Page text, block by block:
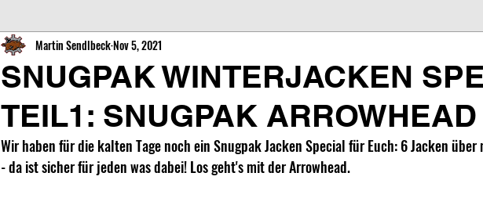
SNUGPAK WINTERJACKEN
TEIL1: SNUGPAK ARROWHEAD
Martin SendlbeckNov 5, 2021
Wir haben für die kalten Tage noch ein Snugpak Jacken Special für Euch: 6 Jacken über
- da ist sicher für jeden was dabei! Los geht's mit der Arrowhead.